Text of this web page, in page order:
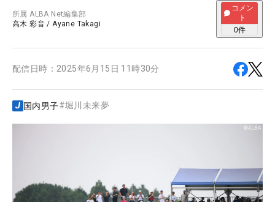
所属ALBA Net編集部
高木 彩音 /Ayane Takagi
コメン
ト
0件
配信日時： 2025年6月15日 11時30分
国内男子#堀川未来夢